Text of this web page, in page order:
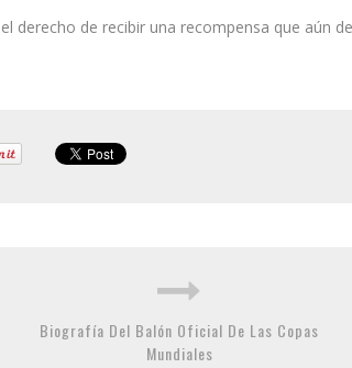
derecho de recibir una recompensa que aún
Biografía Del Balón Oficial De Las Copas
Mundiales